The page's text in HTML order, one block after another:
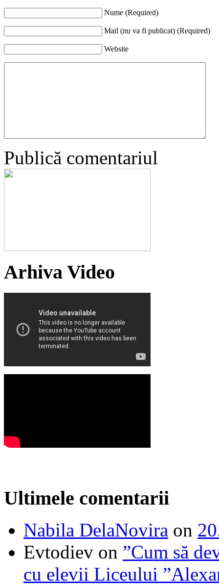
Nume (Required)
Mail (nu va fi publicat) (Required)
Website
Publică comentariul
Arhiva Video
Ultimele comentarii
Nabila DelaNovira on
Evtodiev on ”Cum să
cu elevii Liceului